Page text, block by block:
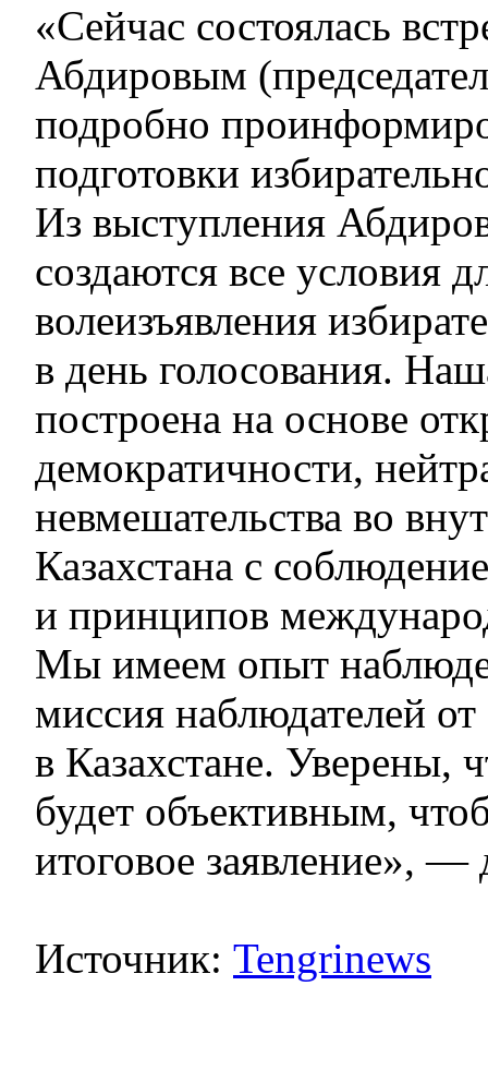
«Сейчас состоялась
Абдировым
подробно
подготовки
Из выступления
создаются все условия
волеизъявления
в день голосования.
построена на основе
демократичности,
невмешательства во
Казахстана с
и принципов
Мы имеем опыт
миссия наблюдателей
в Казахстане. Уверены,
будет объективным,
итоговое заявление», —
Источник: Tengrinews